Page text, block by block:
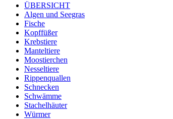
ÜBERSICHT
Algen und Seegras
Fische
Kopffüßer
Krebstiere
Manteltiere
Moostierchen
Nesseltiere
Rippenquallen
Schnecken
Schwämme
Stachelhäuter
Würmer